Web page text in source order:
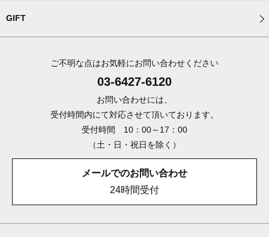
GIFT
ご不明な点はお気軽にお問い合わせください
03-6427-6120
お問い合わせには、
受付時間内にて対応させて頂いております。
受付時間 10：00～17：00
（土・日・祝日を除く）
メールでのお問い合わせ
24時間受付